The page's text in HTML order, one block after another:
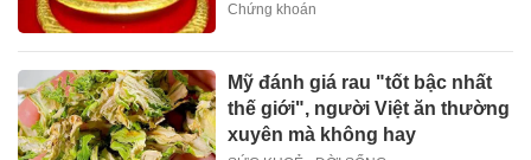
Chứng khoán
Mỹ đánh giá rau "tốt bậc nhất
thế giới", người Việt ăn thường
xuyên mà không hay